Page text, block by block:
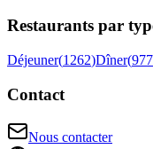
Restaurants par
Déjeuner(1262)Dîner(977
Contact
Nous contacter